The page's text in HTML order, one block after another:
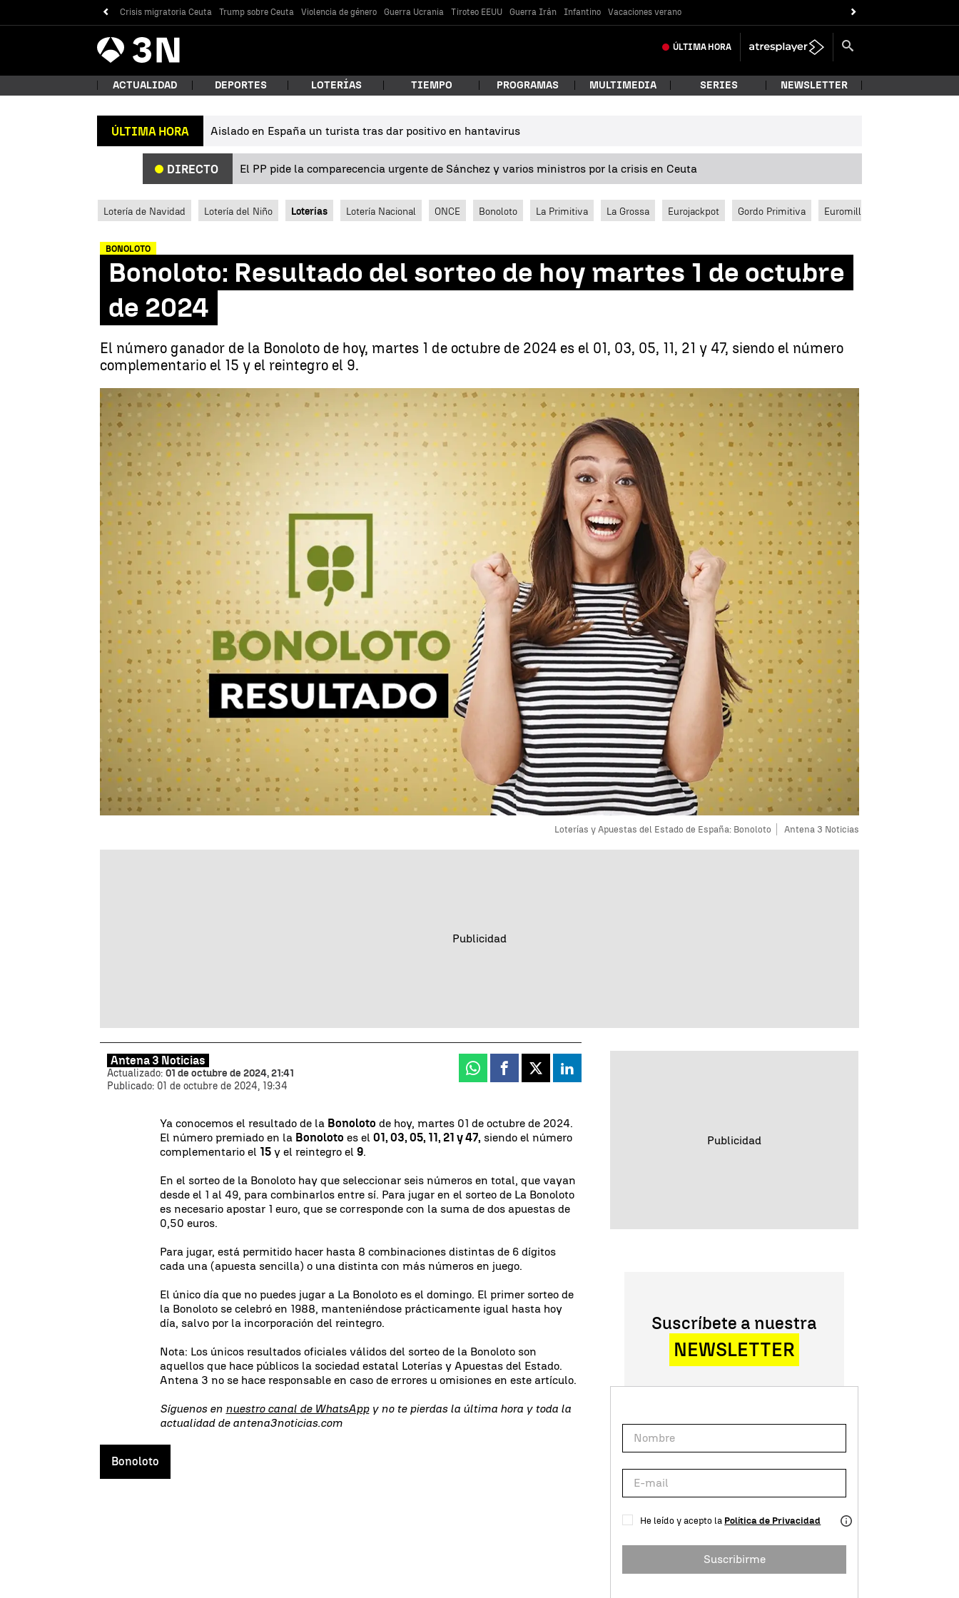
Crisis migratoria Ceuta Trump sobre Ceuta Violencia de género Guerra Ucrania Tiroteo EEUU Guerra Irán Infantino Vacaciones verano
Antena
3 Noticias ÚLTIMA HORA
¿Qué estás buscando?
ACTUALIDAD DEPORTES LOTERÍAS TIEMPO PROGRAMAS MULTIMEDIA SERIES NEWSLETTER
ÚLTIMA HORA Aislado en España un turista tras dar positivo en hantavirus
DIRECTO El PP pide la comparecencia urgente de Sánchez y varios ministros por la crisis en Ceuta
Lotería de Navidad Lotería del Niño Loterías Lotería Nacional ONCE Bonoloto La Primitiva La Grossa Eurojackpot Gordo Primitiva Euromillones
BONOLOTO
Bonoloto: Resultado del sorteo de hoy martes 1 de octubre
de 2024
El número ganador de la Bonoloto de hoy, martes 1 de octubre de 2024 es el 01, 03, 05, 11, 21 y 47, siendo el número
complementario el 15 y el reintegro el 9.
Loterías y Apuestas del Estado de España: Bonoloto Antena 3 Noticias
Antena 3 Noticias
Actualizado: 01 de octubre de 2024, 21:41
Publicado: 01 de octubre de 2024, 19:34
Whatsapp
Facebook
X Linkedin
Ya conocemos el resultado de la Bonoloto de hoy, martes 01 de octubre de 2024.
El número premiado en la Bonoloto es el01, 03, 05, 11, 21 y 47, siendo el número
complementario el 15 y el reintegro el9.
En el sorteo de la Bonoloto hay que seleccionar seis números en total, que vayan
desde el 1 al 49, para combinarlos entre sí. Para jugar en el sorteo de La Bonoloto
es necesario apostar 1 euro, que se corresponde con la suma de dos apuestas de
0,50 euros.
Para jugar, está permitido hacer hasta 8 combinaciones distintas de 6 dígitos
cada una (apuesta sencilla) o una distinta con más números en juego.
El único día que no puedes jugar a La Bonoloto es el domingo. El primer sorteo de
la Bonoloto se celebró en 1988, manteniéndose prácticamente igual hasta hoy
día, salvo por la incorporación del reintegro.
Nota: Los únicos resultados oficiales válidos del sorteo de la Bonoloto son
aquellos que hace públicos la sociedad estatal Loterías y Apuestas del Estado.
Antena 3 no se hace responsable en caso de errores u omisiones en este artículo.
Síguenos en nuestro canal de WhatsAppy no te pierdas la última hora y toda la
actualidad de antena3noticias.com
Bonoloto
Suscríbete a nuestra
NEWSLETTER
He leído y acepto la Política de Privacidad
Suscribirme